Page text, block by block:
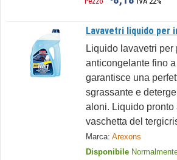
Lavavetri liquido per
Liquido lavavetri per
anticongelante fino
garantisce una
sgrassante e
aloni. Liquido pronto
vaschetta del
Marca: Arexons
Disponibile